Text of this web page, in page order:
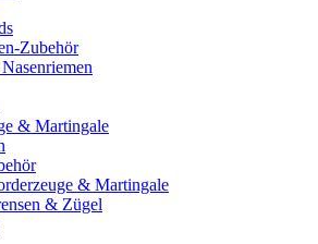
Zubehör
& Martingale
& Martingale
& Zügel